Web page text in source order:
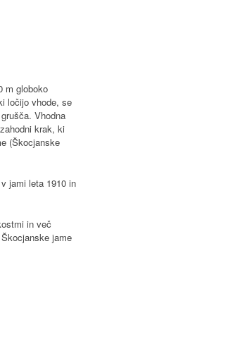
m globoko
ločijo vhode, se
Vhodna
krak, ki
(Škocjanske
jami leta 1910 in
in več
jame